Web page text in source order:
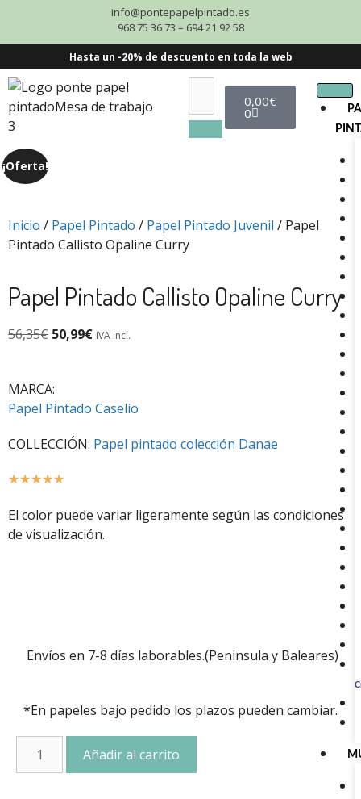
info@pontepapelpintado.es
968 75 36 73 – 694 21 92 58
Hasta un -20% de descuento en toda la web
0,00€
0
¡Oferta!
Inicio / Papel Pintado / Papel Pintado Juvenil / Papel
Pintado Callisto Opaline Curry
Papel Pintado Callisto Opaline Curry
56,35€ 50,99€ IVA incl.
MARCA:
Papel Pintado Caselio
COLLECCIÓN: Papel pintado colección Danae
☆☆☆☆☆
El color puede variar ligeramente según las condiciones
de visualización.
Envíos en 7-8 días laborables.(Peninsula y Baleares)
*En papeles bajo pedido los plazos pueden cambiar.
Añadir al carrito